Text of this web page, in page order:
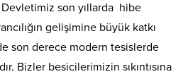
son yıllarda hibe
gelişimine büyük katkı
son derece modern tesislerde
Bizler besicilerimizin sıkıntısına